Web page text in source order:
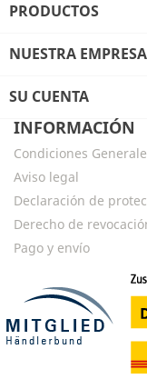
PRODUCTOS
NUESTRA EMPRESA
SU CUENTA
INFORMACIÓN
Condiciones
Aviso legal
Declaración de
Derecho de
Pago y envío